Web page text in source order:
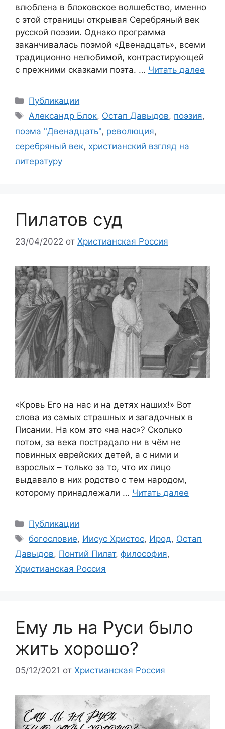
влюблена в блоковское волшебство, именно
с этой страницы открывая Серебряный век
русской поэзии. Однако программа
заканчивалась поэмой «Двенадцать», всеми
традиционно нелюбимой, контрастирующей
с прежними сказками поэта. … Читать далее
Рубрики
Публикации
Метки
Александр Блок, Остап Давыдов, поэзия,
поэма "Двенадцать", революция,
серебряный век, христианский взгляд на
литературу
Пилатов суд
23/04/2022 от Христианская Россия
«Кровь Его на нас и на детях наших!» Вот
слова из самых страшных и загадочных в
Писании. На ком это «на нас»? Сколько
потом, за века пострадало ни в чём не
повинных еврейских детей, а с ними и
взрослых – только за то, что их лицо
выдавало в них родство с тем народом,
которому принадлежали … Читать далее
Рубрики
Публикации
Метки
богословие, Иисус Христос, Ирод, Остап
Давыдов, Понтий Пилат, философия,
Христианская Россия
Ему ль на Руси было
жить хорошо?
05/12/2021 от Христианская Россия